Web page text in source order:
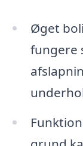
Øget
fungere